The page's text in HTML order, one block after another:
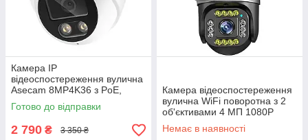
Камера IP
відеоспостереження вулична
Asecam 8MP4K36 з PoE,
мікрофоном, 8Мп, 3.6мм
Love&Life -online-multimarket-
Готово до відправки
2 790 ₴ 3 350 ₴
Камера відеоспостереження
вулична WiFi поворотна з 2
об'єктивами 4 МП 1080P
uSafe OC-04DL-PTZ
Love&Life -online-multimarket-
Немає в наявності